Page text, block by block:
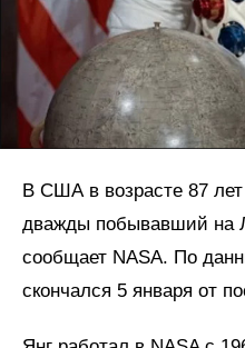
В США в возрасте 87
дважды побывавший на
сообщает NASA. По
скончался 5 января от